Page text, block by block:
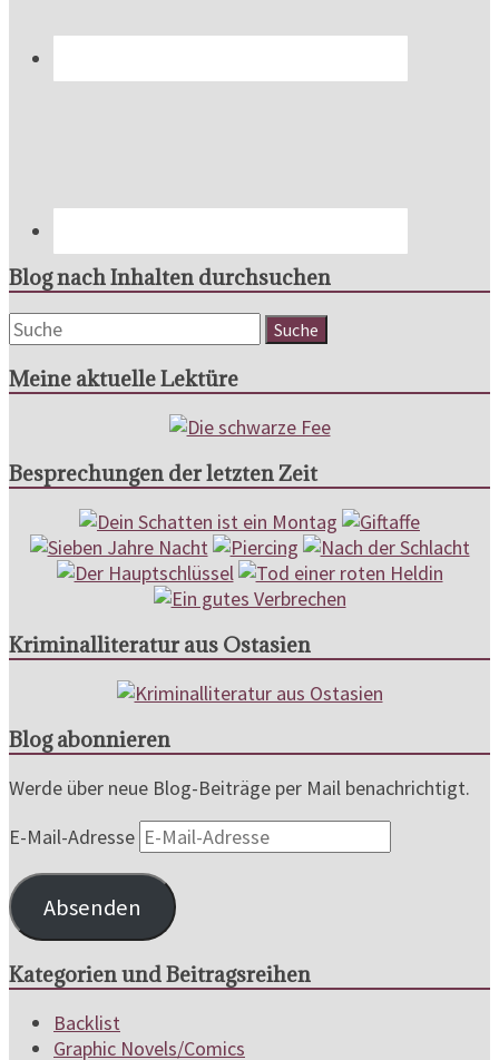
Blog nach Inhalten durchsuchen
Meine aktuelle Lektüre
Besprechungen der letzten Zeit
Kriminalliteratur aus Ostasien
Blog abonnieren
Werde über neue Blog-Beiträge per Mail benachrichtigt.
E-Mail-Adresse
Absenden
Kategorien und Beitragsreihen
Backlist
Graphic Novels/Comics